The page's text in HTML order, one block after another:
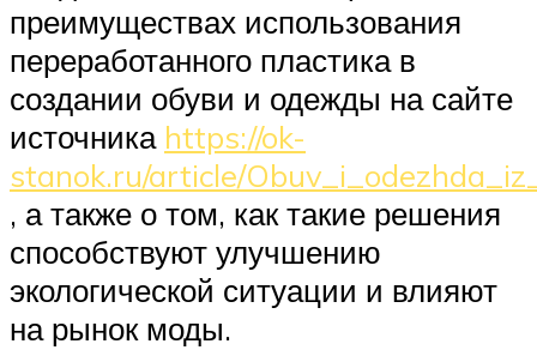
преимуществах использования
переработанного пластика в
создании обуви и одежды на сайте
источника https://ok-
stanok.ru/article/
, а также о том, как такие решения
способствуют улучшению
экологической ситуации и влияют
на рынок моды.